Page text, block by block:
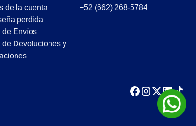
de la cuenta
perdida
de Envíos
de Devoluciones y
+52 (662) 268-5784